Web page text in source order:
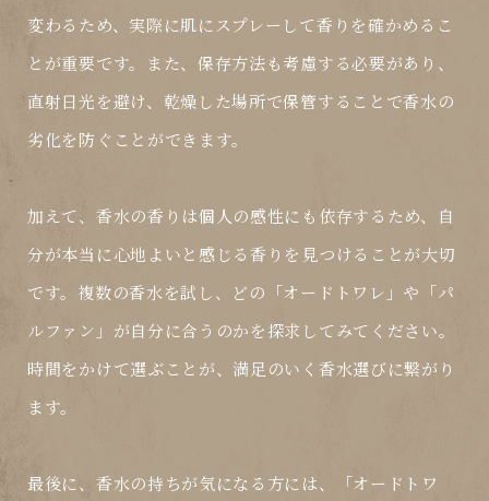
変わるため、実際に肌にスプレーして香りを確かめるこ
とが重要です。また、保存方法も考慮する必要があり、
直射日光を避け、乾燥した場所で保管することで香水の
劣化を防ぐことができます。
加えて、香水の香りは個人の感性にも依存するため、自
分が本当に心地よいと感じる香りを見つけることが大切
です。複数の香水を試し、どの「オードトワレ」や「パ
ルファン」が自分に合うのかを探求してみてください。
時間をかけて選ぶことが、満足のいく香水選びに繋がり
ます。
最後に、香水の持ちが気になる方には、「オードトワ